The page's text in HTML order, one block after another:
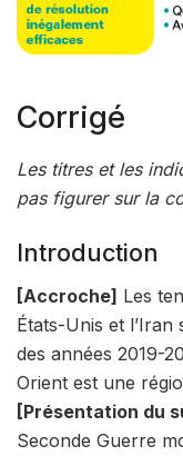
Corrigé
Les titres et les
pas figurer sur la
Introduction
[Accroche] Les
États-Unis et
des années 2019-
Orient est une
[Présentation du
Seconde Guerre